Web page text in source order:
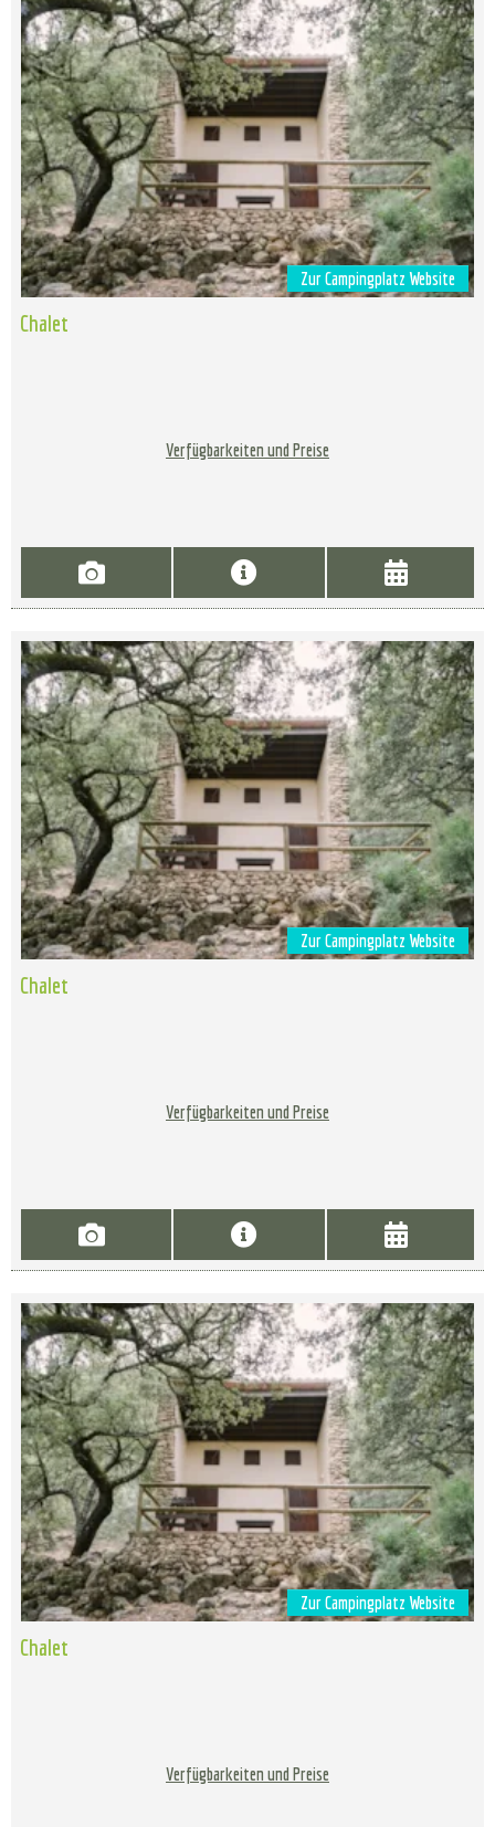
Zur Campingplatz Website
Chalet
Verfügbarkeiten und Preise
Zur Campingplatz Website
Chalet
Verfügbarkeiten und Preise
Zur Campingplatz Website
Chalet
Verfügbarkeiten und Preise